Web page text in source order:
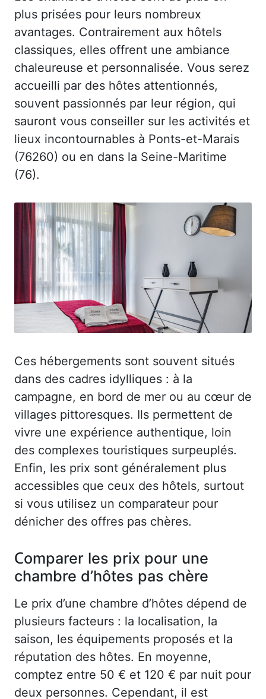
plus prisées pour leurs nombreux
avantages. Contrairement aux hôtels
classiques, elles offrent une ambiance
chaleureuse et personnalisée. Vous serez
accueilli par des hôtes attentionnés,
souvent passionnés par leur région, qui
sauront vous conseiller sur les activités et
lieux incontournables à Ponts-et-Marais
(76260) ou en dans la Seine-Maritime
(76).
Ces hébergements sont souvent situés
dans des cadres idylliques : à la
campagne, en bord de mer ou au cœur de
villages pittoresques. Ils permettent de
vivre une expérience authentique, loin
des complexes touristiques surpeuplés.
Enfin, les prix sont généralement plus
accessibles que ceux des hôtels, surtout
si vous utilisez un comparateur pour
dénicher des offres pas chères.
Comparer les prix pour une
chambre d’hôtes pas chère
Le prix d’une chambre d’hôtes dépend de
plusieurs facteurs : la localisation, la
saison, les équipements proposés et la
réputation des hôtes. En moyenne,
comptez entre 50 € et 120 € par nuit pour
deux personnes. Cependant, il est